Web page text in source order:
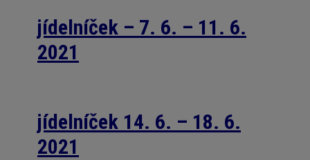
jídelníček – 7. 6. – 11. 6.
2021
jídelníček 14. 6. – 18. 6.
2021